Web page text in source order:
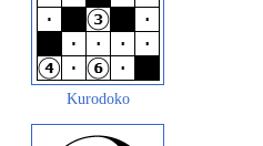
Kurodoko